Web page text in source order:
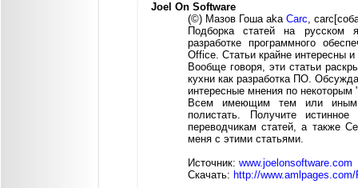
Joel On Software
(©) Мазов Гоша aka Carc,
Подборка статей на русском
разработке программного
Office. Статьи крайне интересны
Вообще говоря, эти статьи
кухни как разработка ПО.
интересные мнения по
Всем имеющим тем или иным
полистать. Получите
переводчикам статей, а также
меня с этими статьями.
Источник: www.joelonsoftware.com
Скачать: http://